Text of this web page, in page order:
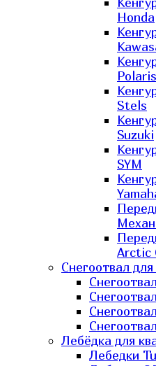
Honda
Polaris
Stels
Suzuki
SYM
Arctic
Снегоотвал
Лебёдка для
Лебедки